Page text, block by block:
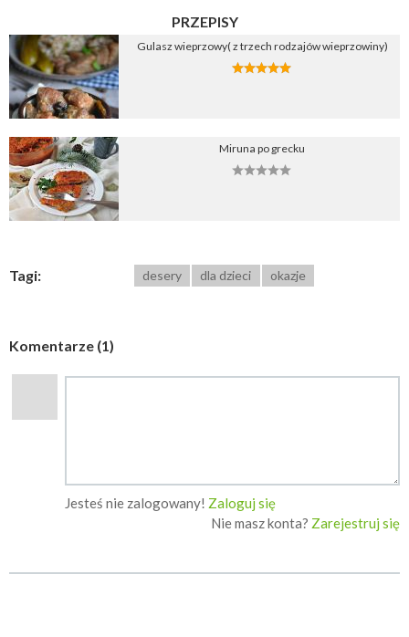
PRZEPISY
Gulasz wieprzowy( z trzech rodzajów wieprzowiny)
Miruna po grecku
Tagi: desery dla dzieci okazje
Komentarze (1)
Jesteś nie zalogowany! Zaloguj się
Nie masz konta? Zarejestruj się